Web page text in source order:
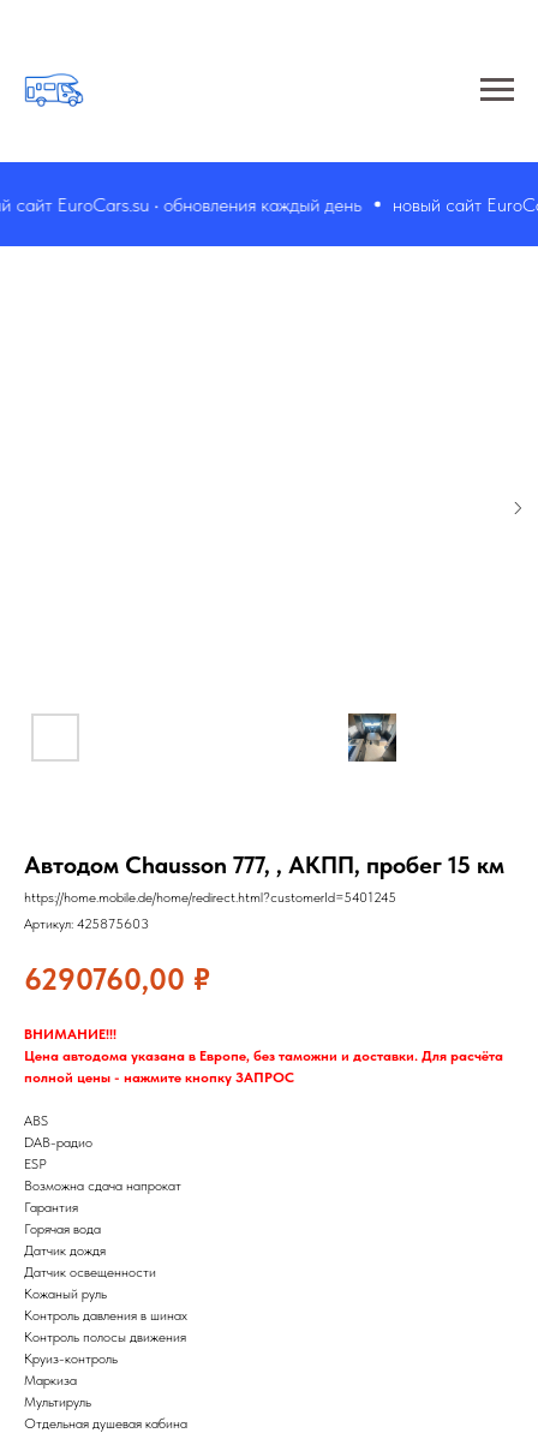
EuroCars.su • обновления каждый день новый сайт
Автодом Chausson 777, , АКПП, пробег 15 км
https://home.mobile.de/home/redirect.html?customerId=5401245
Артикул: 425875603
6290760,00 ₽
ВНИМАНИЕ!!!
Цена автодома указана в Европе, без таможни и доставки. Для расчёта
полной цены - нажмите кнопку ЗАПРОС
ABS
DAB-радио
ESP
Возможна сдача напрокат
Гарантия
Горячая вода
Датчик дождя
Датчик освещенности
Кожаный руль
Контроль давления в шинах
Контроль полосы движения
Круиз-контроль
Маркиза
Мультируль
Отдельная душевая кабина